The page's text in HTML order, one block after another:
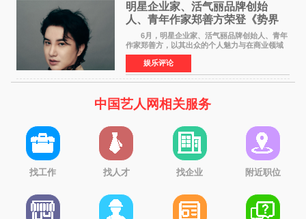
明星企业家、活气丽品牌创始
人、青年作家郑善方荣登《势界
POWERCIRCLES》6月刊
6月，明星企业家、活气丽品牌创始人、青年
作家郑善方，以其出众的个人魅力与在商业领域
的卓越建树，成功登上《势界
POWERCIRCLES》，展现了他在时尚与商业领
域的双重影响力。 明星企业家、青
娱乐评论
中国艺人网相关服务
找工作 找人才 找企业 附近职位